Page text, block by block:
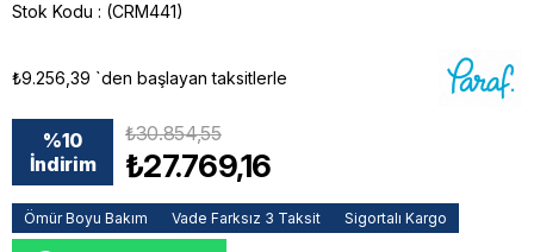
Stok Kodu (CRM441)
₺9.256,39 `den başlayan taksitlerle
%10
İndirim
₺30.854,55
₺27.769,16
Ömür Boyu Bakım Vade Farksız 3 Taksit Sigortalı Kargo